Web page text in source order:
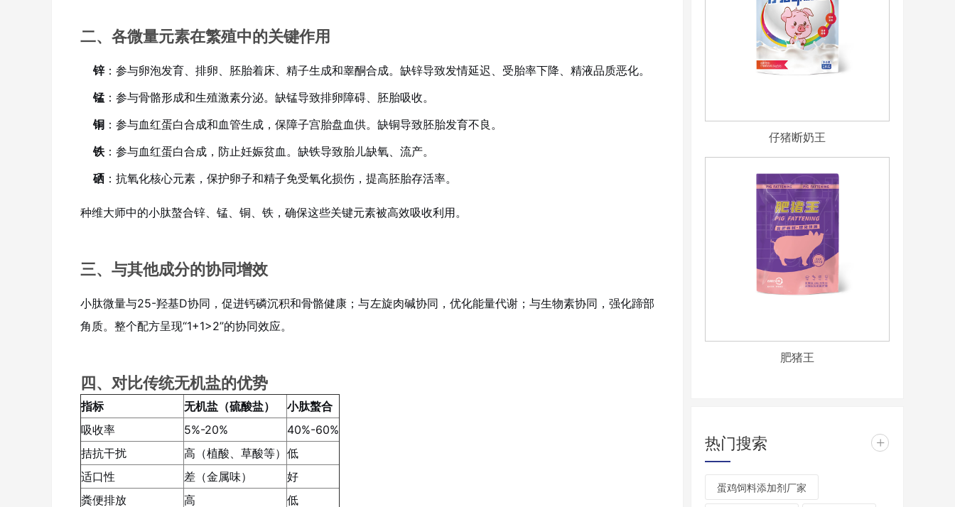
二、各微量元素在繁殖中的关键作用
锌：参与卵泡发育、排卵、胚胎着床、精子生成和睾酮合成。缺锌导致发情延迟、受胎率下降、精液品质恶化。
锰 ：参与骨骼形成和生殖激素分泌。缺锰导致排卵障碍、胚胎吸收。
铜 ：参与血红蛋白合成和血管生成，保障子宫胎盘血供。缺铜导致胚胎发育不良。
铁：参与血红蛋白合成，防止妊娠贫血。缺铁导致胎儿缺氧、流产。
硒 ：抗氧化核心元素，保护卵子和精子免受氧化损伤，提高胚胎存活率。
种维大师中的小肽螯合锌、锰、铜、铁，确保这些关键元素被高效吸收利用。
三、与其他成分的协同增效
小肽微量与25-羟基D协同，促进钙磷沉积和骨骼健康；与左旋肉碱协同，优化能量代谢；与生物素协同，强化蹄部
角质。整个配方呈现“1+1>2”的协同效应。
四、对比传统无机盐的优势
指标 无机盐（硫酸盐）
小肽螯合
吸收率
5%-20%
40%-60%
拮抗干扰
高（植酸、草酸等） 低
适口性
差（金属味）
好
粪便排放
高
低
仔猪断奶王
肥猪王
热门搜索 +
蛋鸡饲料添加剂厂家